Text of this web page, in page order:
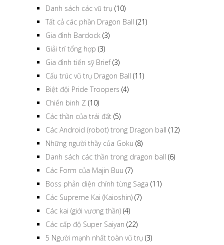
Danh sách các vũ trụ (10)
Tất cả các phần Dragon Ball (21)
Gia đình Bardock (3)
Giải trí tổng hợp (3)
Gia đình tiến sỹ Brief(3)
Cấu trúc vũ trụ Dragon Ball (11)
Biệt đội Pride Troopers (4)
Chiến binh Z (10)
Các thần của trái đất (5)
Các Android (robot) trong Dragon ball (12)
Những người thầy của Goku (8)
Danh sách các thần trong dragon ball (6)
Các Form của Majin Buu (7)
Boss phản diện chính từng Saga (11)
Các Supreme Kai (Kaioshin) (7)
Các kai (giới vương thần) (4)
Các cấp độ Super Saiyan (22)
5 Người mạnh nhất toàn vũ trụ (3)